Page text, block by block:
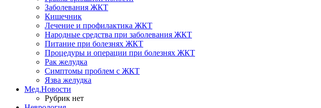
Заболевания ЖКТ
Кишечник
Лечение и профилактика ЖКТ
Народные средства при заболевания ЖКТ
Питание при болезнях ЖКТ
Процедуры и операции при болезнях ЖКТ
Рак желудка
Симптомы проблем с ЖКТ
Язва желудка
Мед.Новости
Рубрик нет